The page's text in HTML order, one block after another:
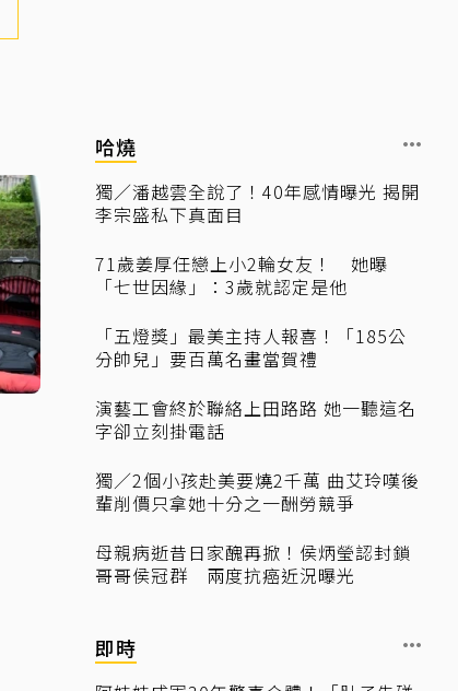
哈燒
獨／潘越雲全說了！40年感情曝光 揭開
李宗盛私下真面目
71歲姜厚任戀上小2輪女友！ 她曝
「七世因緣」：3歲就認定是他
「五燈獎」最美主持人報喜！「185公
分帥兒」要百萬名畫當賀禮
演藝工會終於聯絡上田路路 她一聽這名
字卻立刻掛電話
獨／2個小孩赴美要燒2千萬 曲艾玲嘆後
輩削價只拿她十分之一酬勞競爭
母親病逝昔日家醜再掀！侯炳瑩認封鎖
哥哥侯冠群 兩度抗癌近況曝光
即時